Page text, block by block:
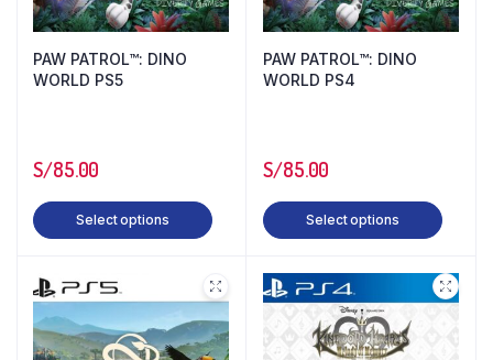
PAW PATROL™: DINO
WORLD PS5
S/85.00
Select options
PAW PATROL™: DINO
WORLD PS4
S/85.00
Select options